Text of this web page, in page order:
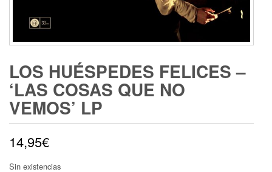
LOS HUÉSPEDES FELICES –
‘LAS COSAS QUE NO
VEMOS’ LP
14,95€
Sin existencias